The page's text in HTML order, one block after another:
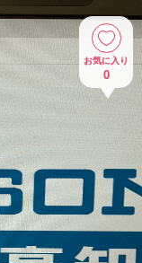
お気に入り
0